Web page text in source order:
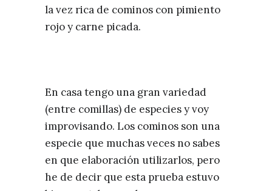
la vez rica de cominos con pimiento
rojo y carne picada.
En casa tengo una gran variedad
(entre comillas) de especies y voy
improvisando. Los cominos son una
especie que muchas veces no sabes
en que elaboración utilizarlos, pero
he de decir que esta prueba estuvo